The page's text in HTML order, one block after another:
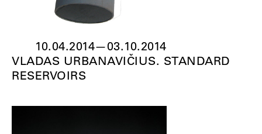
10.04.2014—03.10.2014
VLADAS URBANAVIČIUS. STANDARD
RESERVOIRS